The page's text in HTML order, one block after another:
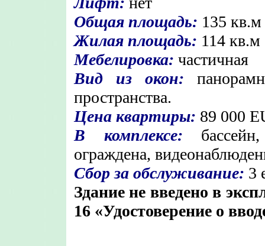
Общая площадь: 135 кв.м
Жилая площадь: 114 кв.м
Мебелировка: частичная
Вид из окон:
пространства.
Цена квартиры: 89 000
В комплексе:
ограждена,
Сбор за обслуживание: 3
Здание не введено в
16 «Удостоверение о